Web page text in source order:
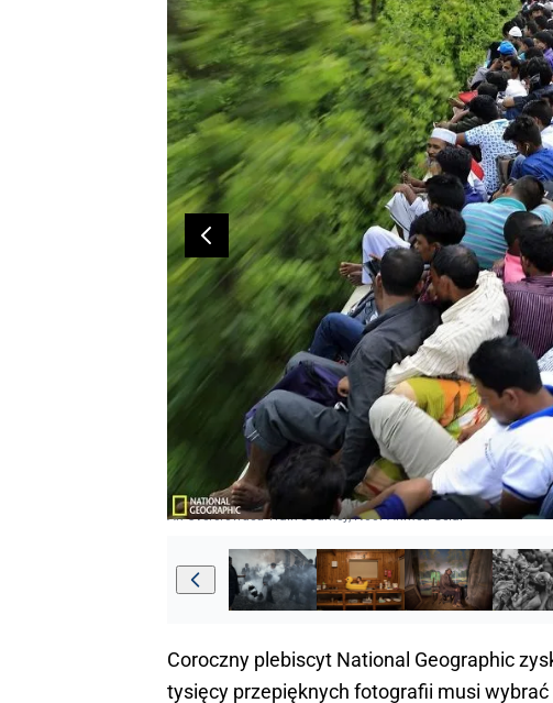
An Overcrowded Train Journey, Noor Ahmed Gelal
Coroczny plebiscyt National Geographic
tysięcy przepięknych fotografii musi